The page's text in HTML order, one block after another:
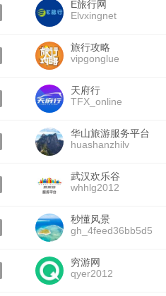
E旅行网
Elvxingnet
旅行攻略
vipgonglue
天府行
TFX_online
华山旅游服务平台
huashanzhilv
武汉欢乐谷
whhlg2012
秒懂风景
gh_4feed36bb5d5
穷游网
qyer2012